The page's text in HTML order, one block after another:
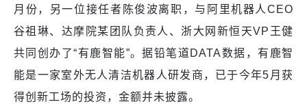
月份，另一位接任者陈俊波离职，与阿里机器人CEO
谷祖琳、达摩院某团队负责人、浙大网新恒天VP王健
共同创办了“有鹿智能”。据铅笔道DATA数据，有鹿智
能是一家室外无人清洁机器人研发商，已于今年5月获
得创新工场的投资，金额并未披露。